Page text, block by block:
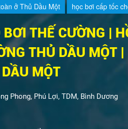
ở Thủ Dầu Một
học bơi cấp tốc
THẾ CƯỜNG |
THỦ DẦU MỘT |
MỘT
Phong, Phú Lợi, TDM, Bình Dương